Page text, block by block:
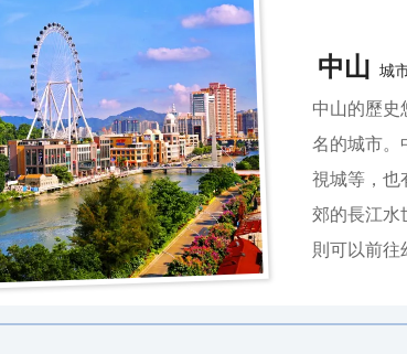
中山 城
中山的歷
名的城市。
視城等，也
郊的長江水
則可以前往